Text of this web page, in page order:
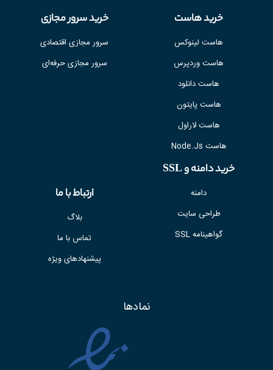
خرید هاست
هاست لینوکس
هاست وردپرس
هاست دانلود
هاست پایتون
هاست لاراول
هاست Node.Js
خرید سرور مجازی
سرور مجازی اقتصادی
سرور مجازی حرفه‌ای
خرید دامنه و SSL
دامنه
طراحی سایت
گواهینامه SSL
ارتباط با ما
بلاگ
تماس با ما
پیشنهادهای ویژه
نمادها